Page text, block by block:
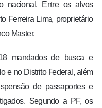
nacional. Entre os alvos
Ferreira Lima, proprietário
Master.
mandados de busca e
e no Distrito Federal, além
de passaportes e
Segundo a PF, os